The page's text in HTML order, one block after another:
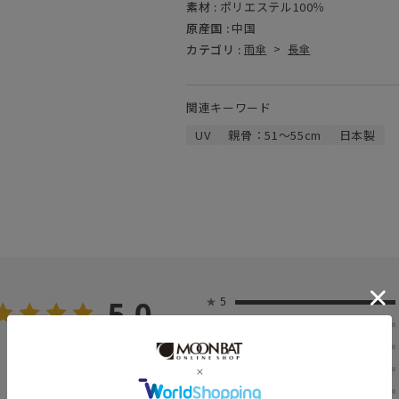
素材 : ポリエステル100％
原産国 : 中国
カテゴリ : 雨傘 > 長傘
関連キーワード
UV
親骨：51～55cm 日本製
5.0 ★ 5
★ 3
★1